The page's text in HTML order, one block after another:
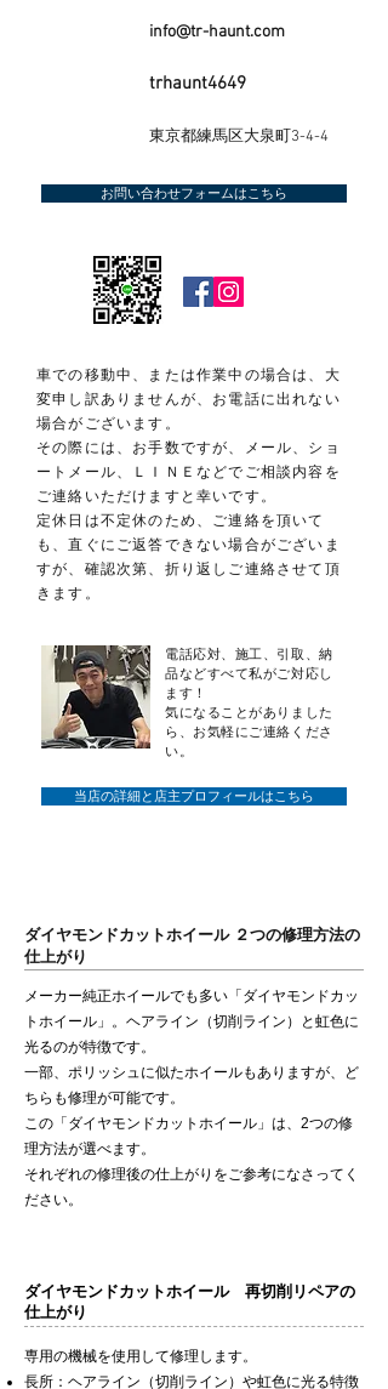
info@tr-haunt.com
trhaunt4649
東京都練馬区大泉町3-4-4
お問い合わせフォームはこちら
車での移動中、または作業中の場合は、大
変申し訳ありませんが、お電話に出れない
場合がございます。
その際には、お手数ですが、メール、ショ
ートメール、ＬＩＮＥなどでご相談内容を
ご連絡いただけますと幸いです。
​定休日は不定休のため、ご連絡を頂いて
も、直ぐにご返答できない場合がございま
すが、確認次第、折り返しご連絡させて頂
きます。
​電話応対、施工、引取、納
品などすべて私がご対応し
ます！
気になることがありました
ら、お気軽にご連絡くださ
い。
当店の詳細と店主プロフィールはこちら
ダイヤモンドカットホイール ２つの修理方法の
仕上がり
メーカー純正ホイールでも多い「ダイヤモンドカッ
トホイール」。ヘアライン（切削ライン）と虹色に
光るのが特徴です。
一部、ポリッシュに似たホイールもありますが、ど
ちらも修理が可能です。​
この「ダイヤモンドカットホイール」は、2つの修
理方法が選べます。
それぞれの修理後の仕上がりをご参考になさってく
ださい。
​ダイヤモンドカットホイール 再切削リペアの
仕上がり
専用の機械を使用して修理します。
長所：ヘアライン（切削ライン）や虹色に光る特徴